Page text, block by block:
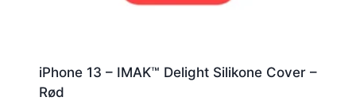
iPhone 13 – IMAK™ Delight Silikone Cover –
Rød